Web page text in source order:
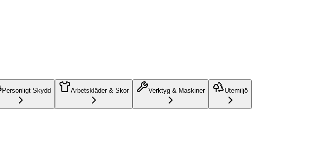
Personligt Skydd Arbetskläder & Skor Verktyg & Maskiner Utemiljö